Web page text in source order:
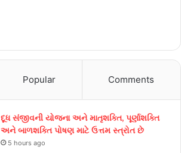
Popular Comments
દૂધ સંજીવની યોજના અને માતૃશક્તિ, પૂર્ણાશક્તિ
અને બાળશક્તિ પોષણ માટે ઉત્તમ સ્ત્રોત છે
5 hours ago